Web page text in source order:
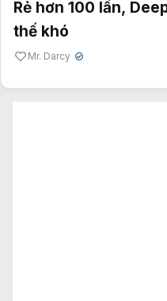
Rẻ hơn 100 lần,
thế khó
Mr. Darcy ✔